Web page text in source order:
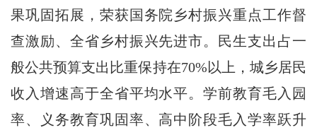
果巩固拓展，荣获国务院乡村振兴重点工作督
查激励、全省乡村振兴先进市。民生支出占一
般公共预算支出比重保持在70%以上，城乡居民
收入增速高于全省平均水平。学前教育毛入园
率、义务教育巩固率、高中阶段毛入学率跃升